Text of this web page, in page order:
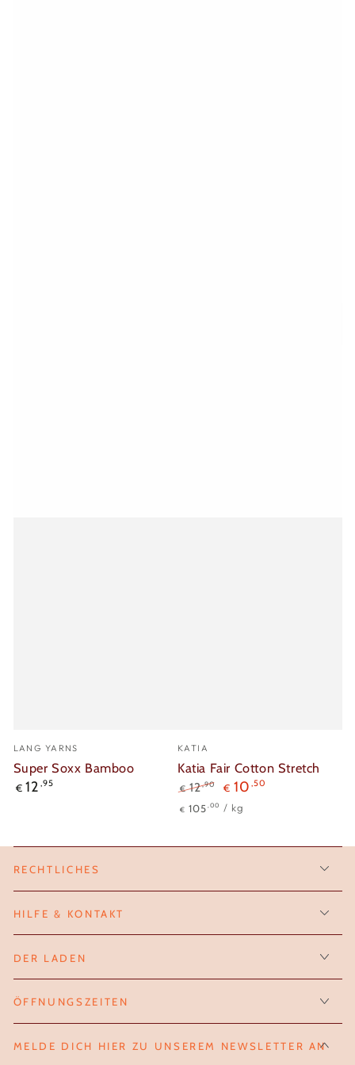
Verkäufer/in:
LANG YARNS
Super Soxx Bamboo
Regulärer
€ 12 ,95
Verkäufer/in:
KATIA
Katia Fair Cotton Stretch
Regulärer
€ 12,90
Verkaufspreis
€ 10 ,50
Stückpreis
€ 105 ,00 / pro
kg
RECHTLICHES
HILFE & KONTAKT
DER LADEN
ÖFFNUNGSZEITEN
MELDE DICH HIER ZU UNSEREM NEWSLETTER AN